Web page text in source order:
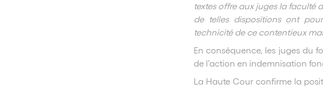
textes offre aux juges la faculté
de telles dispositions ont
technicité de ce contentieux
En conséquence, les juges du
de l’action en indemnisation
La Haute Cour confirme la